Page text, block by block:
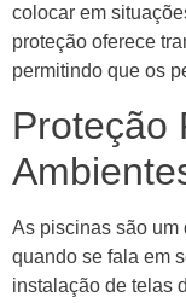
colocar em
proteção oferece
permitindo que os
Proteção
As piscinas são um
quando se fala em
instalação de telas